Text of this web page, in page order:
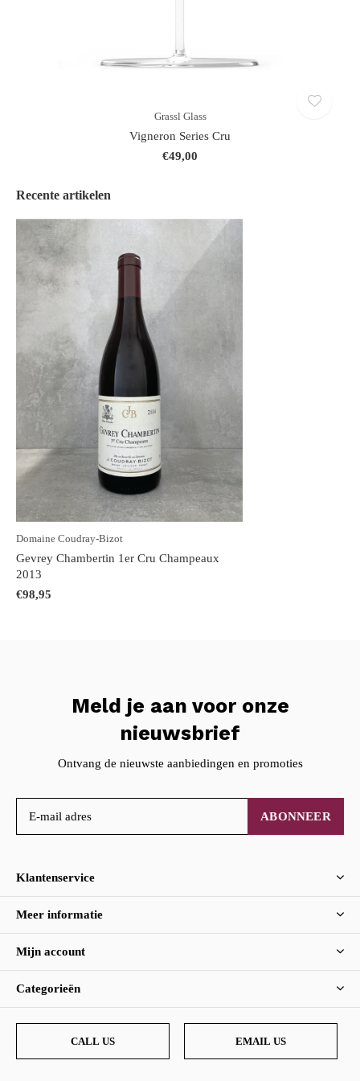
Grassl Glass
Vigneron Series Cru
€49,00
Recente artikelen
Domaine Coudray-Bizot
Gevrey Chambertin 1er Cru Champeaux
2013
€98,95
Meld je aan voor onze
nieuwsbrief
Ontvang de nieuwste aanbiedingen en promoties
ABONNEER
Klantenservice
Meer informatie
Mijn account
Categorieën
CALL US EMAIL US